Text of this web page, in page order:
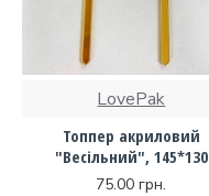
LovePak
Топпер акриловий
"Весільний", 145*130
75.00 грн.